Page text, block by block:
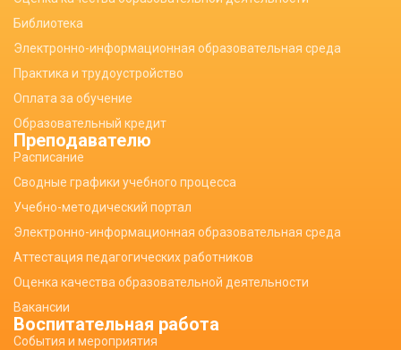
Библиотека
Электронно-информационная образовательная среда
Практика и трудоустройство
Оплата за обучение
Образовательный кредит
Преподавателю
Расписание
Сводные графики учебного процесса
Учебно-методический портал
Электронно-информационная образовательная среда
Аттестация педагогических работников
Оценка качества образовательной деятельности
Вакансии
Воспитательная работа
События и мероприятия